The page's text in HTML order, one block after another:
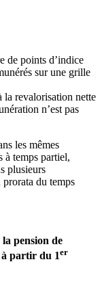
de points d’indice
sur une grille
la revalorisation nette
n’est pas
les mêmes
à temps partiel,
plusieurs
pro­rata du temps
pension de
partir du 1er